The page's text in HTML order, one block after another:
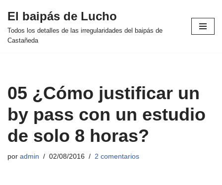
Saltar
al
El baipás de Lucho
Todos los detalles de las irregularidades del baipás de
Castañeda
05 ¿Cómo justificar un
by pass con un estudio
de solo 8 horas?
por admin 02/08/2016 2 comentarios